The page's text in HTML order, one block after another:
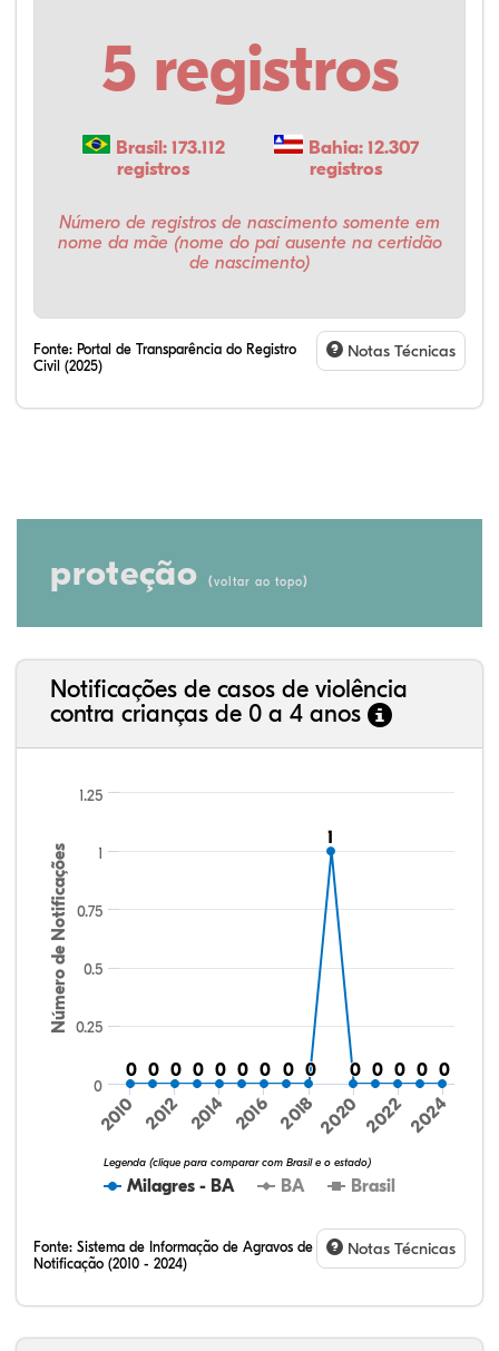
5 registros
Brasil: 173.112
registros
Bahia: 12.307
registros
Número de registros de nascimento somente em
nome da mãe (nome do pai ausente na certidão
de nascimento)
Fonte: Portal de Transparência do Registro
Civil (2025)
Notas Técnicas
proteção (voltar ao topo)
Notificações de casos de violência
contra crianças de 0 a 4 anos
Número de Notificações
0
0 0
0 0
0 0
0 0
0 0
0 0
0 0
0 0
0
11
0
0 0
0 0
0 0
0 0
0
Milagres - BA BA Brasil
Legenda (clique para comparar com Brasil e o estado)
2010 2012 2014 2016 2018 2020 2022 2024
0
0.25
0.5
0.75
1
1.25
Fonte: Sistema de Informação de Agravos de
Notificação (2010 - 2024)
Notas Técnicas
8,65%
19,48%
0,36%
68,95%
0,58%
2,00%
32,57%
9,24%
0,46%
54,88%
1,27%
1,56%